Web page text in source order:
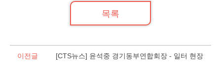
목록
이전글 [CTS뉴스] 윤석중 경기동부연합회장 - 일터 현장